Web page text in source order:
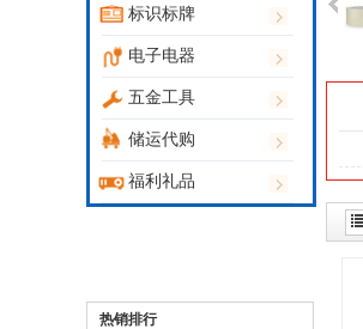
标识标牌
电子电器
五金工具
储运代购
福利礼品
热销排行
100y 透明胶带 宽胶
￥ 6.50